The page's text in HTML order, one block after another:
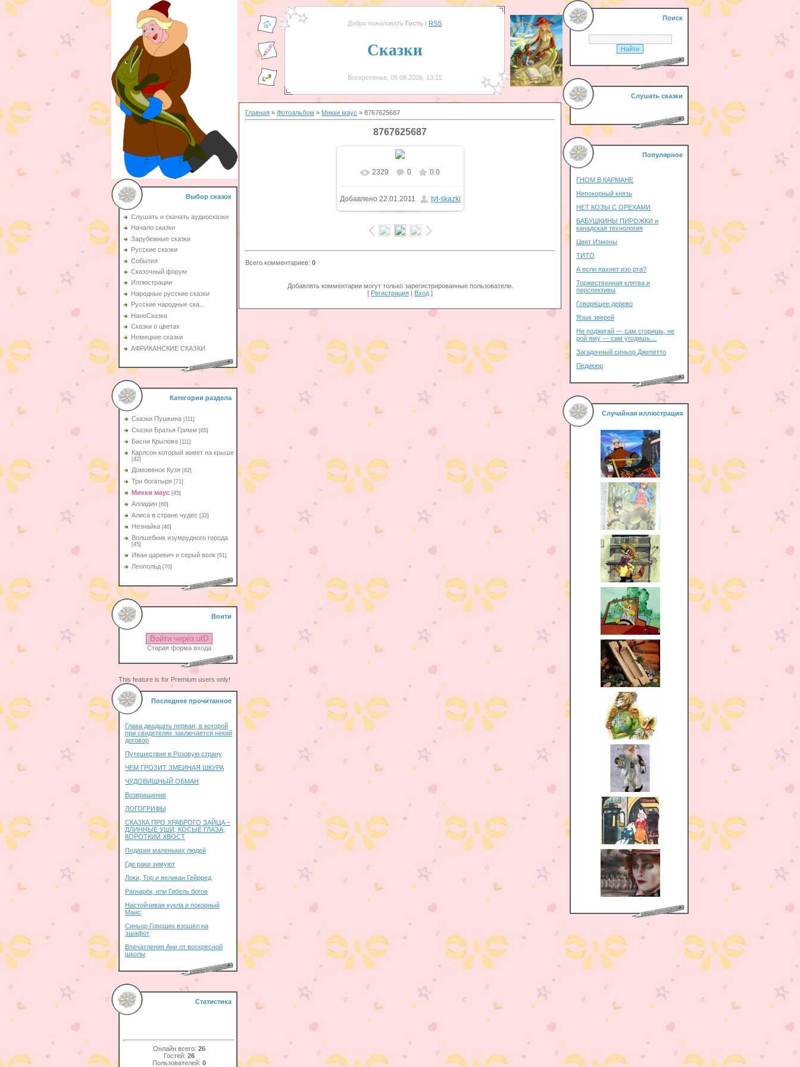
Выбор сказок
Слушать и скачать аудиосказки
Начало сказки
Зарубежные сказки
Русские сказки
События
Сказочный форум
Иллюстрации
Народные русские сказки
Русские народные ска...
НаноСказка
Сказки о цветах
Немецкие сказки
АФРИКАНСКИЕ СКАЗКИ
Категории раздела
Сказки Пушкина [111]
Сказки Братья Гримм [65]
Басни Крылова [111]
Карлсон который живет на крыше
[42]
Домовенок Кузя [82]
Три богатыря [71]
Микки маус [45]
Алладин [60]
Aлиса в стране чудес [32]
Незнайка [40]
Волшебник изумрудного города
[45]
Иван царевич и серый волк [51]
Леопольд [70]
Воити
Войти через uID
Старая форма входа
This feature is for Premium users only!
Последнее прочитанное
Глава двадцать первая, в которой
при свидетелях заключается некий
договор
Путешествие в Розовую страну
ЧЕМ ГРОЗИТ ЗМЕИНАЯ ШКУРА
ЧУДОВИЩНЫЙ ОБМАН
Возвращение
ЛОГОГРИФЫ
СКАЗКА ПРО ХРАБРОГО ЗАЙЦА –
ДЛИННЫЕ УШИ, КОСЫЕ ГЛАЗА,
КОРОТКИЙ ХВОСТ
Подарки маленьких людей
Где раки зимуют
Локи, Тор и великан Гейррёд
Рагнарёк, или Гибель богов
Настойчивая кукла и покорный
Маис
Синьор Горошек взошёл на
эшафот
Впечатления Ани от воскресной
школы
Статистика
Онлайн всего: 26
Гостей: 26
Пользователей: 0
Добро пожаловать Гость | RSS
Сказки
Воскресенье, 09.08.2026, 13:11
Главная » Фотоальбом » Микки маус » 8767625687
8767625687
2329 0 0.0
Добавлено 22.01.2011 tyt-skazki
Всего комментариев: 0
Добавлять комментарии могут только зарегистрированные пользователи.
[ Регистрация | Вход ]
Поиск
Слушать сказки
Популярное
ГНОМ В КАРМАНЕ
Непокорный князь
НЕТ КОЗЫ С ОРЕХАМИ
БАБУШКИНЫ ПИРОЖКИ и
канадская технология
Цвет Измены
ТИТО
А если пахнет изо рта?
Торжественная клятва и
перспективы
Говорящее дерево
Язык зверей
Не поджигай — сам сгоришь, не
рой яму — сам угодишь…
Загадочный синьор Джепетто
Педикюр
Случайная иллюстрация